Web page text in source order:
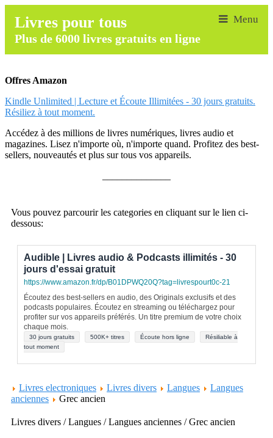
Livres pour tous
Plus de 6000 livres gratuits en ligne
Offres Amazon
Kindle Unlimited | Lecture et Écoute Illimitées - 30 jours gratuits.
Résiliez à tout moment.
Accédez à des millions de livres numériques, livres audio et
magazines. Lisez n'importe où, n'importe quand. Profitez des best-
sellers, nouveautés et plus sur tous vos appareils.
Vous pouvez parcourir les categories en cliquant sur le lien ci-
dessous:
Audible | Livres audio & Podcasts illimités - 30
jours d'essai gratuit
https://www.amazon.fr/dp/B01DPWQ20Q?tag=livrespourt0c-21
Écoutez des best-sellers en audio, des Originals exclusifs et des
podcasts populaires. Écoutez en streaming ou téléchargez pour
profiter sur vos appareils préférés. Un titre premium de votre choix
chaque mois.
30 jours gratuits 500K+ titres Écoute hors ligne
Résiliable à
tout moment
Livres electroniques Livres divers Langues
Langues
anciennes
Grec ancien
Livres divers / Langues / Langues anciennes / Grec ancien